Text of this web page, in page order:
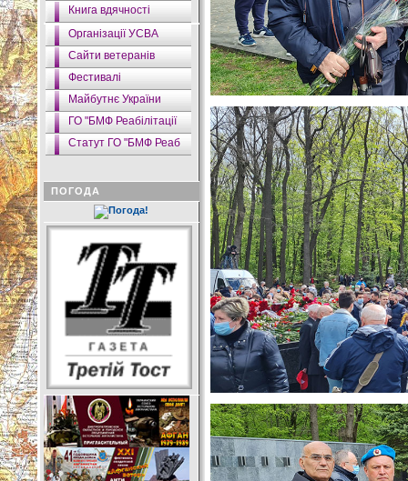
Книга вдячності
Організації УСВА
Сайти ветеранів
Фестивалі
Майбутнє України
ГО "БМФ Реабілітації
Статут ГО "БМФ Реаб
ПОГОДА